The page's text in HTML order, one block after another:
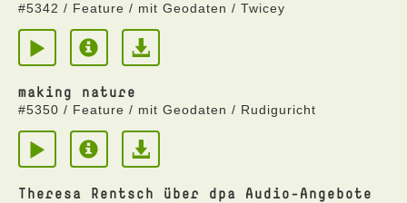
#5342 / Feature / mit Geodaten / Twicey
making nature
#5350 / Feature / mit Geodaten / Rudiguricht
Theresa Rentsch über dpa Audio-Angebote